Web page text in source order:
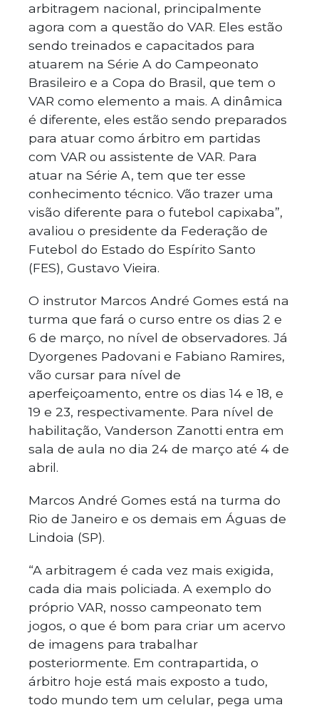
arbitragem nacional, principalmente
agora com a questão do VAR. Eles estão
sendo treinados e capacitados para
atuarem na Série A do Campeonato
Brasileiro e a Copa do Brasil, que tem o
VAR como elemento a mais. A dinâmica
é diferente, eles estão sendo preparados
para atuar como árbitro em partidas
com VAR ou assistente de VAR. Para
atuar na Série A, tem que ter esse
conhecimento técnico. Vão trazer uma
visão diferente para o futebol capixaba”,
avaliou o presidente da Federação de
Futebol do Estado do Espírito Santo
(FES), Gustavo Vieira.
O instrutor Marcos André Gomes está na
turma que fará o curso entre os dias 2 e
6 de março, no nível de observadores. Já
Dyorgenes Padovani e Fabiano Ramires,
vão cursar para nível de
aperfeiçoamento, entre os dias 14 e 18, e
19 e 23, respectivamente. Para nível de
habilitação, Vanderson Zanotti entra em
sala de aula no dia 24 de março até 4 de
abril.
Marcos André Gomes está na turma do
Rio de Janeiro e os demais em Águas de
Lindoia (SP).
“A arbitragem é cada vez mais exigida,
cada dia mais policiada. A exemplo do
próprio VAR, nosso campeonato tem
jogos, o que é bom para criar um acervo
de imagens para trabalhar
posteriormente. Em contrapartida, o
árbitro hoje está mais exposto a tudo,
todo mundo tem um celular, pega uma